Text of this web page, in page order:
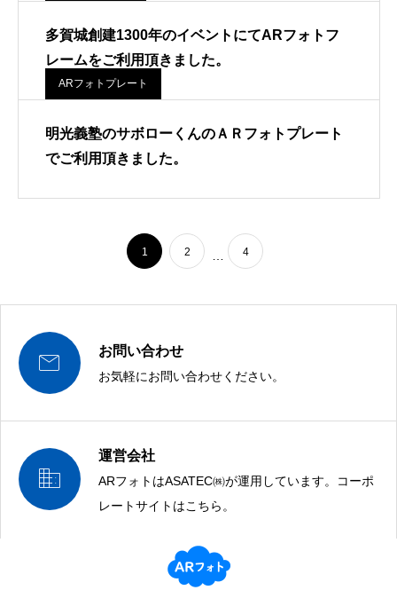
多賀城創建1300年のイベントにてARフォトフ
レームをご利用頂きました。
ARフォトプレート
明光義塾のサボローくんのＡＲフォトプレート
でご利用頂きました。
1 2 4
 お問い合わせ
お気軽にお問い合わせください。

運営会社
ARフォトはASATEC㈱が運用しています。コーポ
レートサイトはこちら。
AR,VR,MRの企画提案は、運営元ASATECにお任せください！